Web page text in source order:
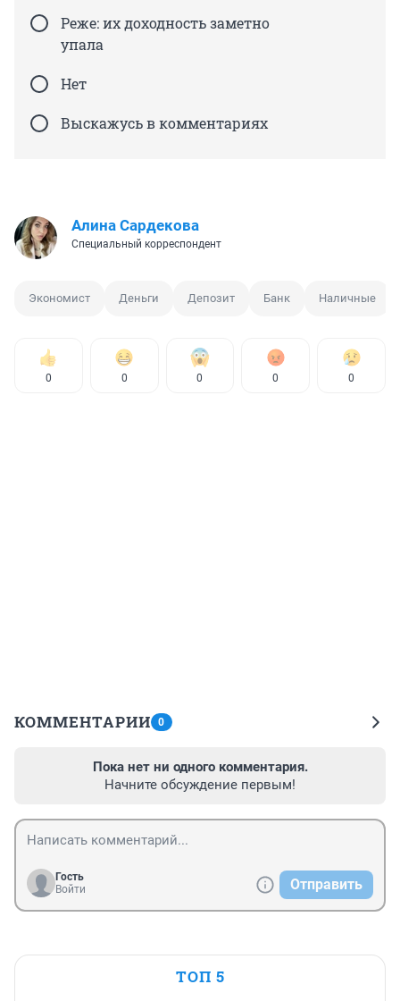
Реже: их доходность заметно
упала
Нет
Выскажусь в комментариях
Алина Сардекова
Специальный корреспондент
Экономист Деньги Депозит Банк Наличные
0 0 0 0 0
КОММЕНТАРИИ 0
Пока нет ни одного комментария.
Начните обсуждение первым!
Гость
Войти
Отправить
ТОП 5